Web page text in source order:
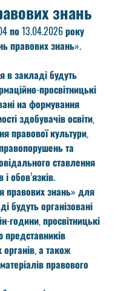
знань
по 13.04.2026 року
правових знань».
закладі будуть
просвітницькі
на формування
здобувачів освіти,
правової культури,
та
ставлення
обов’язків.
правових знань» для
будуть організовані
години, просвітницькі
представників
а також
правового